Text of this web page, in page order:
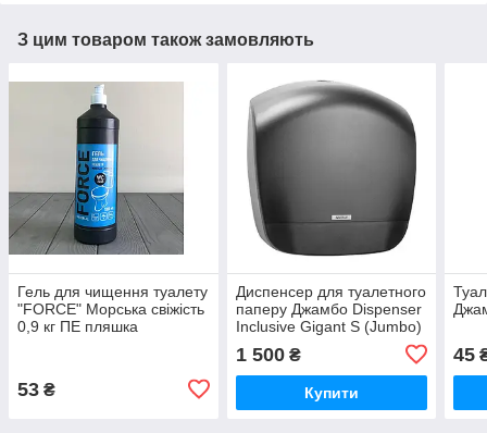
З цим товаром також замовляють
Гель для чищення туалету
"FORCE" Морська свіжість
0,9 кг ПЕ пляшка
53 ₴
Диспенсер для туалетного
паперу Джамбо Dispenser
Inclusive Gigant S (Jumbo)
1 500₴
Купити
45